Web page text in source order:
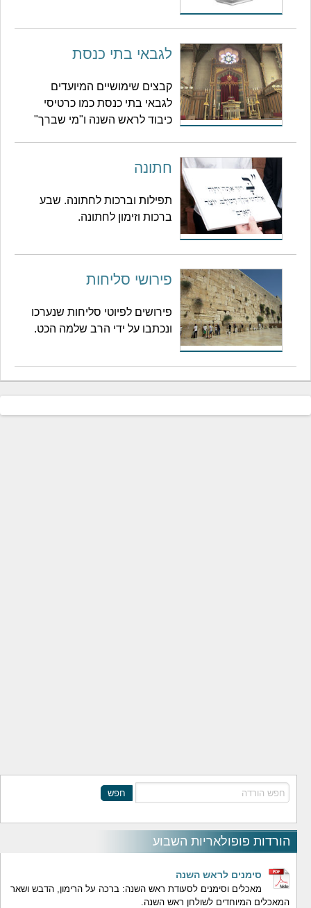
חפש
הורדות פופולאריות השבוע
סימנים לראש השנה
מאכלים וסימנים לסעודת ראש השנה: ברכה על הרימון, הדבש ושאר
המאכלים המיוחדים לשולחן ראש השנה.
לגבאי בתי כנסת
קבצים שימושיים המיועדים
לגבאי בתי כנסת כמו כרטיסי
כיבוד לראש השנה ו"מי שברך"
חתונה
תפילות וברכות לחתונה. שבע
ברכות וזימון לחתונה.
פירושי סליחות
פירושים לפיוטי סליחות שנערכו
ונכתבו על ידי הרב שלמה הכט.